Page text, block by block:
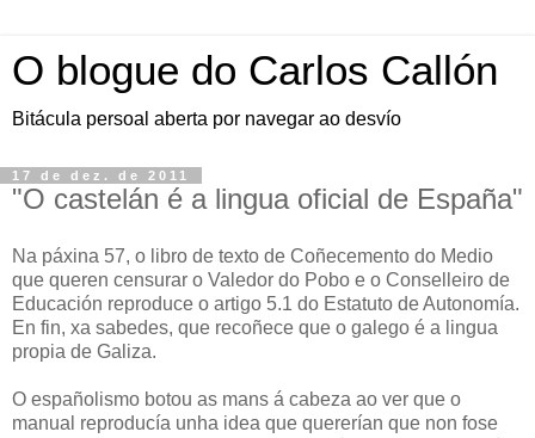
O blogue do Carlos Callón
Bitácula persoal aberta por navegar ao desvío
17 de dez. de 2011
"O castelán é a lingua oficial de España"
Na páxina 57, o libro de texto de Coñecemento do Medio
que queren censurar o Valedor do Pobo e o Conselleiro de
Educación reproduce o artigo 5.1 do Estatuto de Autonomía.
En fin, xa sabedes, que recoñece que o galego é a lingua
propia de Galiza.
O españolismo botou as mans á cabeza ao ver que o
manual reproducía unha idea que quererían que non fose